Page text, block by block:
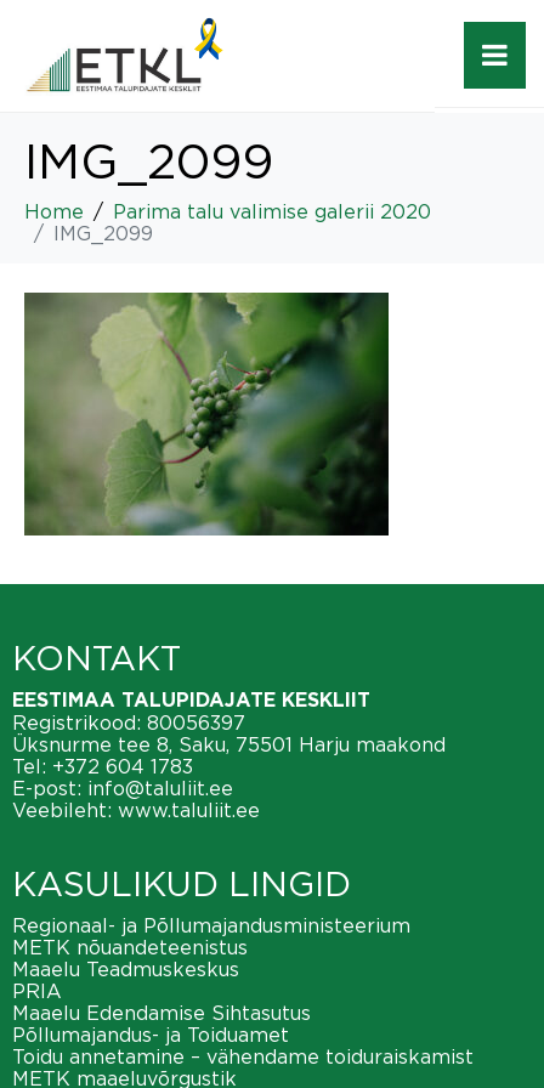
IMG_2099
Home
Parima talu valimise galerii 2020
IMG_2099
KONTAKT
EESTIMAA TALUPIDAJATE KESKLIIT
Registrikood: 80056397
Üksnurme tee 8, Saku, 75501 Harju maakond
Tel: +372 604 1783
E-post: info@taluliit.ee
Veebileht: www.taluliit.ee
KASULIKUD LINGID
Regionaal- ja Põllumajandusministeerium
METK nõuandeteenistus
Maaelu Teadmuskeskus
PRIA
Maaelu Edendamise Sihtasutus
Põllumajandus- ja Toiduamet
Toidu annetamine – vähendame toiduraiskamist
METK maaeluvõrgustik